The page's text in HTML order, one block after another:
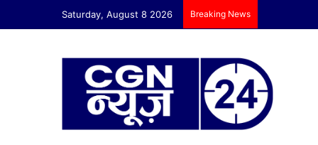
Saturday, August 8 2026 Breaking News